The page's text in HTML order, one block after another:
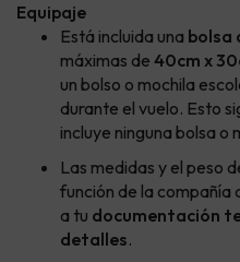
Equipaje
Está incluida una bolsa
máximas de 40cm x
un bolso o mochila
durante el vuelo. Esto
incluye ninguna bolsa
Las medidas y el peso
función de la compañía
a tu documentación
detalles.